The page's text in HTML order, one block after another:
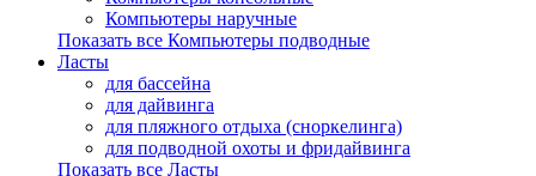
Компьютеры наручные
Показать все Компьютеры подводные
Ласты
для бассейна
для дайвинга
для пляжного отдыха (сноркелинга)
для подводной охоты и фридайвинга
Показать все Ласты